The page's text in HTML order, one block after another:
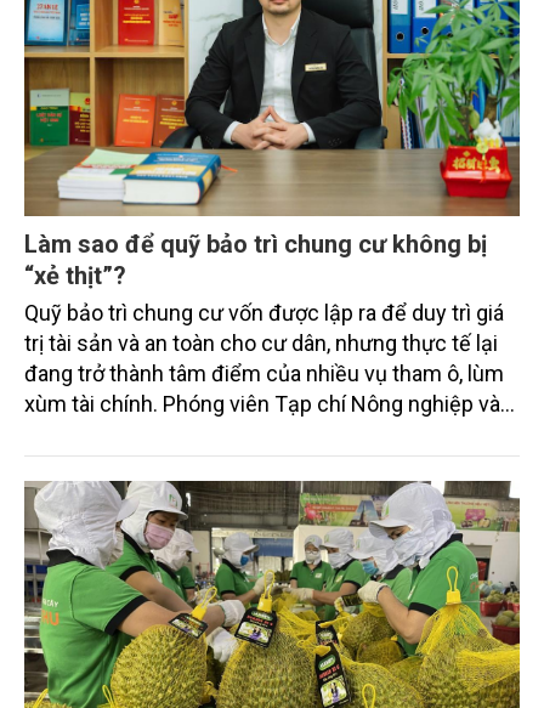
Làm sao để quỹ bảo trì chung cư không bị
“xẻ thịt”?
Quỹ bảo trì chung cư vốn được lập ra để duy trì giá
trị tài sản và an toàn cho cư dân, nhưng thực tế lại
đang trở thành tâm điểm của nhiều vụ tham ô, lùm
xùm tài chính. Phóng viên Tạp chí Nông nghiệp và
Ngọc Liêu (Đoàn Luật sư Hà Nội) để đi tìm lời giải
cho bài toán minh bạch hóa dòng tiền này.